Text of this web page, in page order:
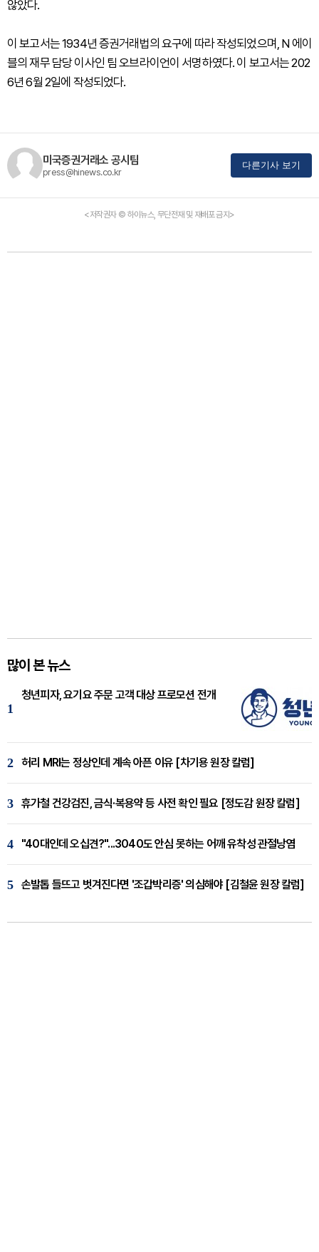
않았다.
이 보고서는 1934년 증권거래법의 요구에 따라 작성되었으며, N 에이
블의 재무 담당 이사인 팀 오브라이언이 서명하였다. 이 보고서는 202
6년 6월 2일에 작성되었다.
미국증권거래소 공시팀
press@hinews.co.kr
다른기사 보기
<저작권자 © 하이뉴스, 무단전재 및 재배포 금지>
많이 본 뉴스
1
청년피자, 요기요 주문 고객 대상 프로모션 전개
2 허리 MRI는 정상인데 계속 아픈 이유 [차기용 원장 칼럼]
3 휴가철 건강검진, 금식·복용약 등 사전 확인 필요 [정도감 원장 칼럼]
4 "40대인데 오십견?"...3040도 안심 못하는 어깨 유착성 관절낭염
5 손발톱 들뜨고 벗겨진다면 '조갑박리증' 의심해야 [김철윤 원장 칼럼]